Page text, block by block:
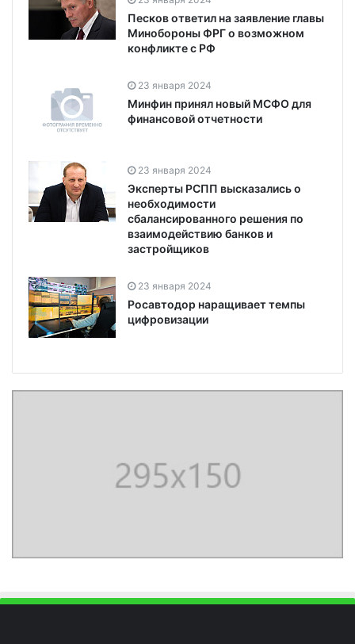
Песков ответил на заявление главы
Минобороны ФРГ о возможном
конфликте с РФ
23 января 2024
Минфин принял новый МСФО для
финансовой отчетности
23 января 2024
Эксперты РСПП высказались о
необходимости
сбалансированного решения по
взаимодействию банков и
застройщиков
23 января 2024
Росавтодор наращивает темпы
цифровизации